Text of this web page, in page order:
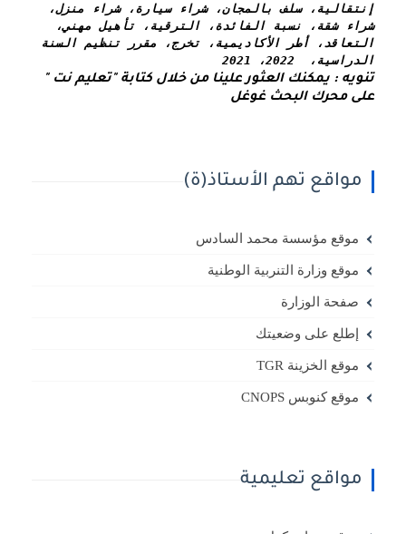
الدراسية،  2022، 2021
على محرك البحث غوغل
مواقع تهم الأستاذ(ة)
موقع مؤسسة محمد السادس
موقع وزارة التنربية الوطنية
صفحة الوزارة
إطلع على وضعيتك
موقع الخزينة TGR
موقع كنوبس CNOPS
مواقع تعليمية